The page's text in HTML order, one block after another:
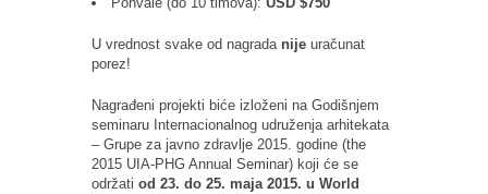
U vrednost svake od nagrada nije uračunat
porez!
Nagrađeni projekti biće izloženi na Godišnjem
seminaru Internacionalnog udruženja arhitekata
– Grupe za javno zdravlje 2015. godine (the
2015 UIA-PHG Annual Seminar) koji će se
održati od 23. do 25. maja 2015. u World